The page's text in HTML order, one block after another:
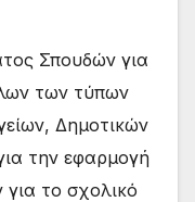
Σπουδών για
των τύπων
Δημοτικών
την εφαρμογή
το σχολικό